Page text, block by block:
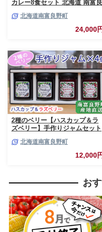
カレー8食セット 北海道 南富良
スープカレー セット 詰合せ 加
北海道南富良野町
24,000
2種のベリー【ハスカップ＆ラ
ズベリー】手作りジャムセット
ム ベリー ハスカップ ラズベリ
ー ソース カシス てんさい糖
農薬 ポリフェノール 鉄分 ビタ
北海道南富良野町
12,000
お